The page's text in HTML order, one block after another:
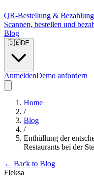
QR-Bestellung & Bezahlung
Scannen, bestellen und
Blog
🇩🇪DE
AnmeldenDemo anfordern
Home
/
Blog
/
Enthüllung der
Restaurants bei der
← Back to Blog
Fleksa